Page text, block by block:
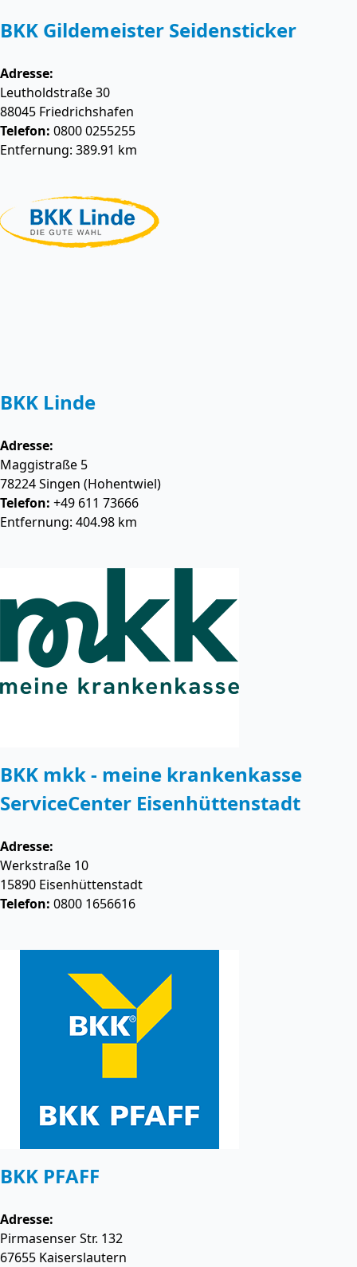
BKK Gildemeister Seidensticker
Adresse:
Leutholdstraße 30
88045 Friedrichshafen
Telefon: 0800 0255255
Entfernung: 389.91 km
BKK Linde
Adresse:
Maggistraße 5
78224Singen (Hohentwiel)
Telefon: +49 611 73666
Entfernung: 404.98 km
BKK mkk - meine krankenkasse
ServiceCenter Eisenhüttenstadt
Adresse:
Werkstraße 10
15890 Eisenhüttenstadt
Telefon: 0800 1656616
BKK PFAFF
Adresse:
Pirmasenser Str. 132
67655 Kaiserslautern